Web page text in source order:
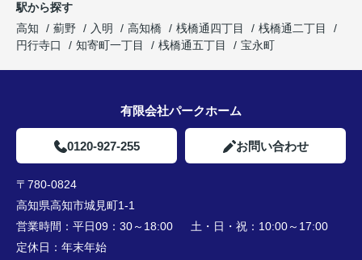
駅から探す
高知
薊野 入明 高知橋 桟橋通四丁目
桟橋通二丁目
円行寺口
知寄町一丁目 桟橋通五丁目 宝永町
有限会社パークホーム
0120-927-255 お問い合わせ
〒780-0824
高知県高知市城見町1-1
営業時間： 平日09：30～18:00 土・日・祝：10:00～17:00
定休日： 年末年始